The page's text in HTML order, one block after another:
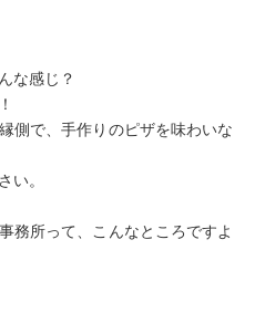
な感じ？
側で、手作りのピザを味わいな
い。
務所って、こんなところですよ